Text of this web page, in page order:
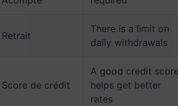
Retrait
There is a limit on
daily withdrawals
Score de crédit
A good credit
helps get better
rates